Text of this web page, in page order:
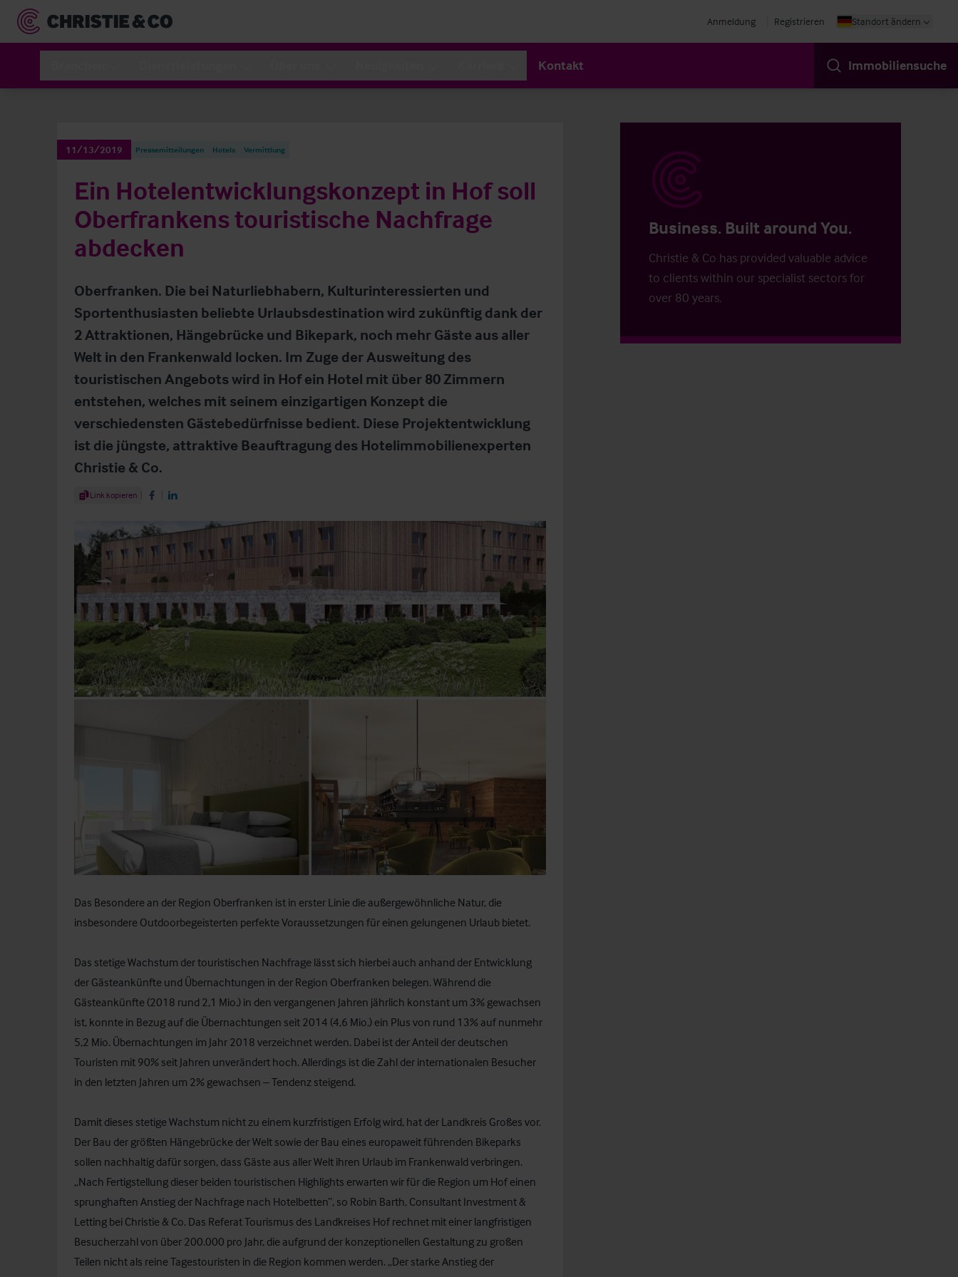
Anmeldung Registrieren Standort ändern
Kontakt Immobiliensuche
11/13/2019 Pressemitteilungen Hotels Vermittlung
Ein Hotelentwicklungskonzept in Hof soll
Oberfrankens touristische Nachfrage
abdecken
Oberfranken. Die bei Naturliebhabern, Kulturinteressierten und
Sportenthusiasten beliebte Urlaubsdestination wird zukünftig dank der
2 Attraktionen, Hängebrücke und Bikepark, noch mehr Gäste aus aller
Welt in den Frankenwald locken. Im Zuge der Ausweitung des
touristischen Angebots wird in Hof ein Hotel mit über 80 Zimmern
entstehen, welches mit seinem einzigartigen Konzept die
verschiedensten Gästebedürfnisse bedient. Diese Projektentwicklung
ist die jüngste, attraktive Beauftragung des Hotelimmobilienexperten
Christie & Co.
Share Article
Link kopieren Share on Facebook
Share on LinkedIn
Business. Built around You.
Christie & Co has provided valuable advice
to clients within our specialist sectors for
over 80 years.
Das Besondere an der Region Oberfranken ist in erster Linie die außergewöhnliche Natur, die
insbesondere Outdoorbegeisterten perfekte Voraussetzungen für einen gelungenen Urlaub bietet.
Das stetige Wachstum der touristischen Nachfrage lässt sich hierbei auch anhand der Entwicklung
der Gästeankünfte und Übernachtungen in der Region Oberfranken belegen. Während die
Gästeankünfte (2018 rund 2,1 Mio.) in den vergangenen Jahren jährlich konstant um 3% gewachsen
ist, konnte in Bezug auf die Übernachtungen seit 2014 (4,6 Mio.) ein Plus von rund 13% auf nunmehr
5,2 Mio. Übernachtungen im Jahr 2018 verzeichnet werden. Dabei ist der Anteil der deutschen
Touristen mit 90% seit Jahren unverändert hoch. Allerdings ist die Zahl der internationalen Besucher
in den letzten Jahren um 2% gewachsen – Tendenz steigend.
Damit dieses stetige Wachstum nicht zu einem kurzfristigen Erfolg wird, hat der Landkreis Großes vor.
Der Bau der größten Hängebrücke der Welt sowie der Bau eines europaweit führenden Bikeparks
sollen nachhaltig dafür sorgen, dass Gäste aus aller Welt ihren Urlaub im Frankenwald verbringen.
„Nach Fertigstellung dieser beiden touristischen Highlights erwarten wir für die Region um Hof einen
sprunghaften Anstieg der Nachfrage nach Hotelbetten“, so Robin Barth, Consultant Investment &
Letting bei Christie & Co. Das Referat Tourismus des Landkreises Hof rechnet mit einer langfristigen
Besucherzahl von über 200.000 pro Jahr, die aufgrund der konzeptionellen Gestaltung zu großen
Teilen nicht als reine Tagestouristen in die Region kommen werden. „Der starke Anstieg der